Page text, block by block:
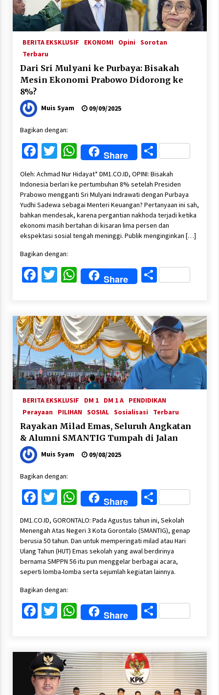
BERITA EKSKLUSIF EKONOMI Opini Sorotan
Terbaru
Dari Sri Mulyani ke Purbaya: Bisakah
Mesin Ekonomi Prabowo Didorong ke
8%?
Muis Syam 09/09/2025
Bagikan dengan:
Facebook
Twitter
WhatsApp
Share Share
Oleh: Achmad Nur Hidayat* DM1.CO.ID, OPINI: Bisakah
Indonesia berlari ke pertumbuhan 8% setelah Presiden
Prabowo mengganti Sri Mulyani Indrawati dengan Purbaya
Yudhi Sadewa sebagai Menteri Keuangan? Pertanyaan ini sah,
bahkan mendesak, karena pergantian nakhoda terjadi ketika
ekonomi masih bertahan di kisaran lima persen dan
ekspektasi sosial tengah meninggi. Publik menginginkan […]
Bagikan dengan:
Facebook
Twitter
WhatsApp
Share Share
BERITA EKSKLUSIF DM 1 DM 1 A
PENDIDIKAN
Perayaan
PILIHAN SOSIAL Sosialisasi Terbaru
Rayakan Milad Emas, Seluruh Angkatan
& Alumni SMANTIG Tumpah di Jalan
Muis Syam 09/08/2025
Bagikan dengan:
Facebook
Twitter
WhatsApp
Share Share
DM1.CO.ID, GORONTALO: Pada Agustus tahun ini, Sekolah
Menengah Atas Negeri 3 Kota Gorontalo (SMANTIG), genap
berusia 50 tahun. Dan untuk memperingati milad atau Hari
Ulang Tahun (HUT) Emas sekolah yang awal berdirinya
bernama SMPPN 56 itu pun menggelar berbagai acara,
seperti lomba-lomba serta sejumlah kegiatan lainnya.
Bagikan dengan:
Facebook
Twitter
WhatsApp
Share Share